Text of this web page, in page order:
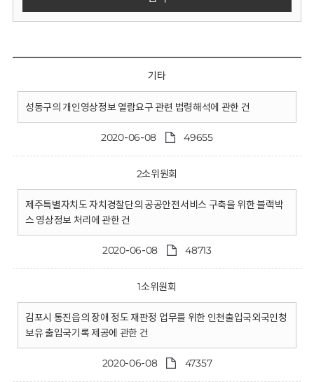
기타
성동구의 개인영상정보 열람요구 관련 법령해석에 관한 건
2020-06-08 49655
2소위원회
제주특별자치도 자치경찰단의 공공안전서비스 구축을 위한 블랙박
스 영상정보 처리에 관한 건
2020-06-08 48713
1소위원회
김포시 통진읍의 장애 정도 재판정 업무를 위한 인천출입국외국인청
보유 출입국기록 제공에 관한 건
2020-06-08 47357